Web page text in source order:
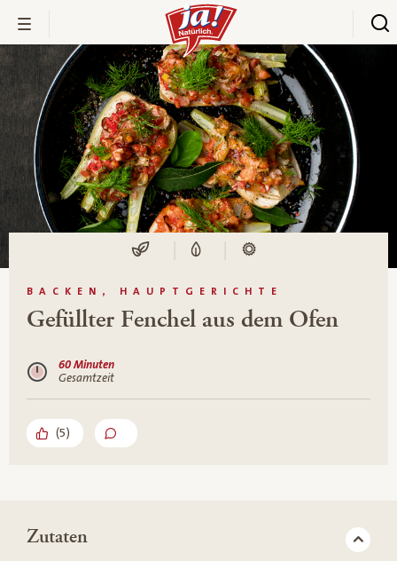
BACKEN, HAUPTGERICHTE
Gefüllter Fenchel aus dem Ofen
60 Minuten
Gesamtzeit
(5)
Zutaten